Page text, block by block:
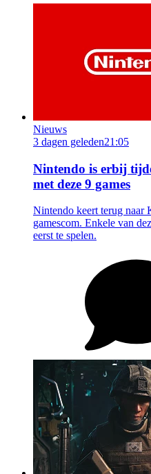
Nieuws
3 dagen geleden21:05
Nintendo is erbij
met deze 9 games
Nintendo keert terug naar
gamescom. Enkele van
eerst te spelen.